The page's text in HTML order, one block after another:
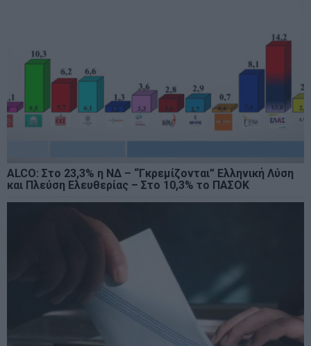
ALCO: Στο 23,3% η ΝΔ – “Γκρεμίζονται” Ελληνική Λύση
και Πλεύση Ελευθερίας – Στο 10,3% το ΠΑΣΟΚ